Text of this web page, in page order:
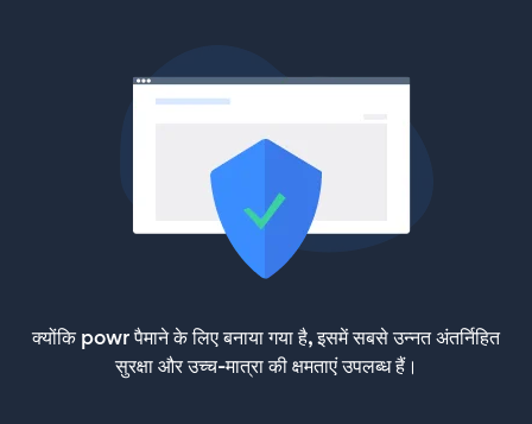
क्योंकि powr पैमाने के लिए बनाया गया है, इसमें सबसे उन्नत अंतर्निहित
सुरक्षा और उच्च-मात्रा की क्षमताएं उपलब्ध हैं।